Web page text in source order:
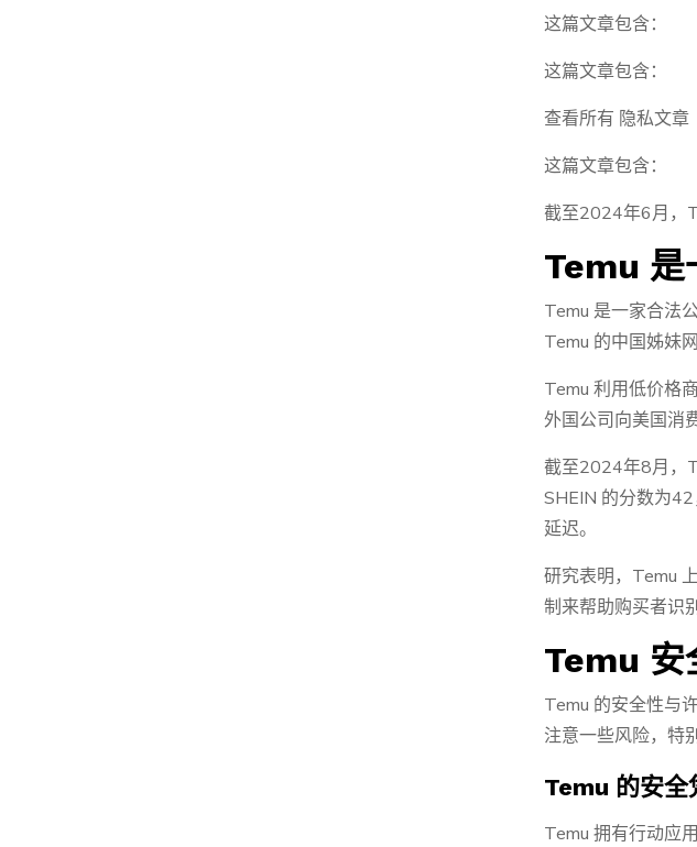
这篇文章包含：
这篇文章包含：
查看所有 隐私文章
这篇文章包含：
截至2024年6月，
Temu 是
Temu 是一家合法
Temu 的中国姊妹
Temu 利用低价格
外国公司向美国消
截至2024年8月，
SHEIN 的分数为
延迟。
研究表明，Temu
制来帮助购买者识
Temu 安
Temu 的安全性与
注意一些风险，特
Temu 的安全
Temu 拥有行动应